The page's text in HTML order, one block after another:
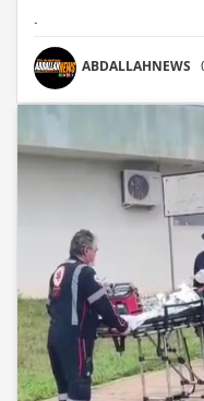
.
ABDALLAHNEWS